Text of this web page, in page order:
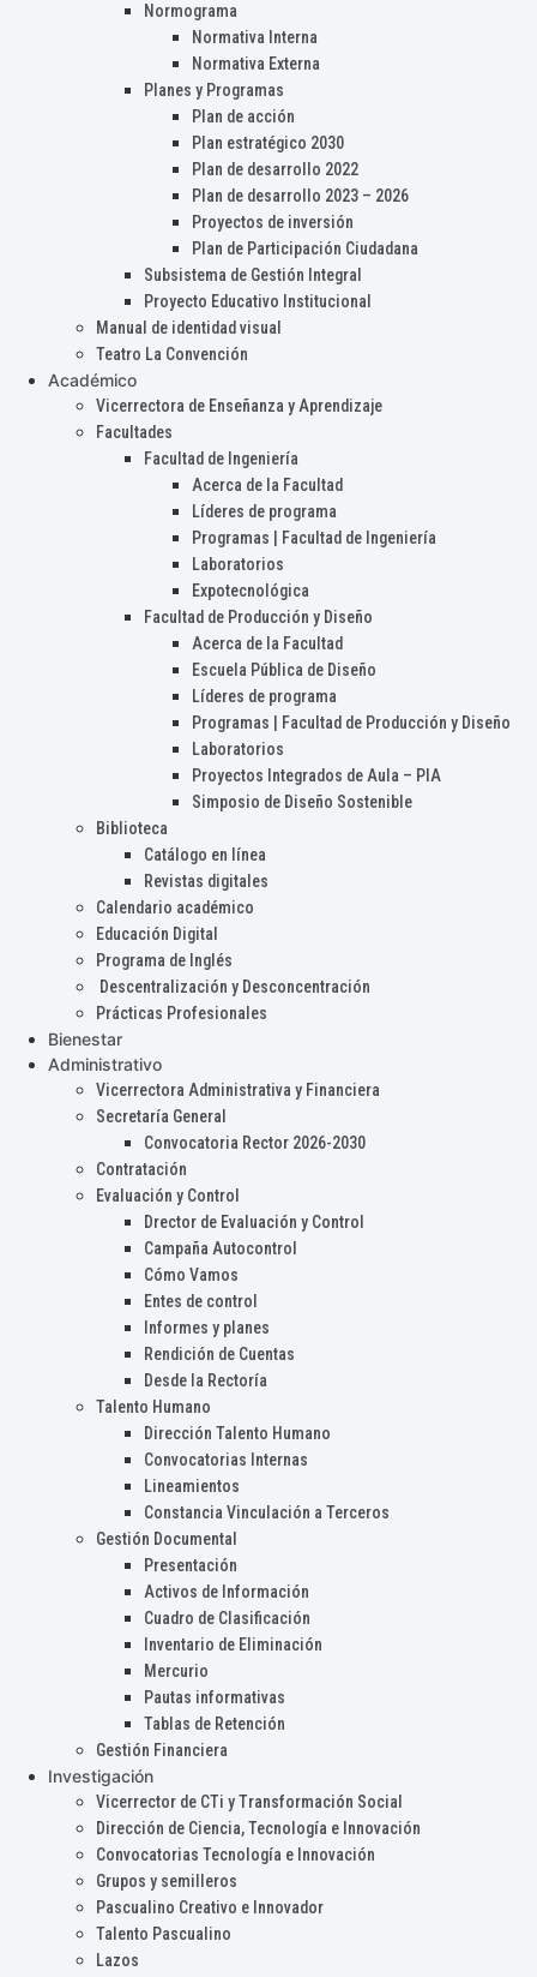
Normograma
Normativa Interna
Normativa Externa
Planes y Programas
Plan de acción
Plan estratégico 2030
Plan de desarrollo 2022
Plan de desarrollo 2023 – 2026
Proyectos de inversión
Plan de Participación Ciudadana
Subsistema de Gestión Integral
Proyecto Educativo Institucional
Manual de identidad visual
Teatro La Convención
Académico
Vicerrectora de Enseñanza y Aprendizaje
Facultades
Facultad de Ingeniería
Acerca de la Facultad
Líderes de programa
Programas | Facultad de Ingeniería
Laboratorios
Expotecnológica
Facultad de Producción y Diseño
Acerca de la Facultad
Escuela Pública de Diseño
Líderes de programa
Programas | Facultad de Producción y Diseño
Laboratorios
Proyectos Integrados de Aula – PIA
Simposio de Diseño Sostenible
Biblioteca
Catálogo en línea
Revistas digitales
Calendario académico
Educación Digital
Programa de Inglés
Descentralización y Desconcentración
Prácticas Profesionales
Bienestar
Administrativo
Vicerrectora Administrativa y Financiera
Secretaría General
Convocatoria Rector 2026-2030
Contratación
Evaluación y Control
Drector de Evaluación y Control
Campaña Autocontrol
Cómo Vamos
Entes de control
Informes y planes
Rendición de Cuentas
Desde la Rectoría
Talento Humano
Dirección Talento Humano
Convocatorias Internas
Lineamientos
Constancia Vinculación a Terceros
Gestión Documental
Presentación
Activos de Información
Cuadro de Clasificación
Inventario de Eliminación
Mercurio
Pautas informativas
Tablas de Retención
Gestión Financiera
Investigación
Vicerrector de CTi y Transformación Social
Dirección de Ciencia, Tecnología e Innovación
Convocatorias Tecnología e Innovación
Grupos y semilleros
Pascualino Creativo e Innovador
Talento Pascualino
Lazos